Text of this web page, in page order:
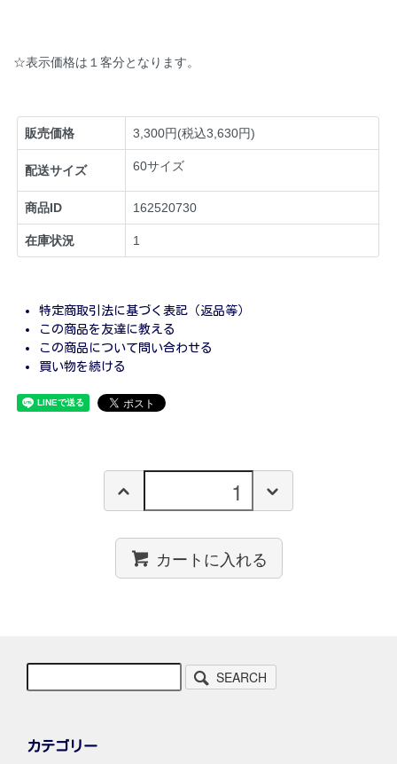
☆表示価格は１客分となります。
販売価格 3,300円(税込3,630円)
配送サイズ 60サイズ
商品ID 162520730
在庫状況 1
特定商取引法に基づく表記（返品等）
この商品を友達に教える
この商品について問い合わせる
買い物を続ける
カートに入れる
SEARCH
カテゴリー